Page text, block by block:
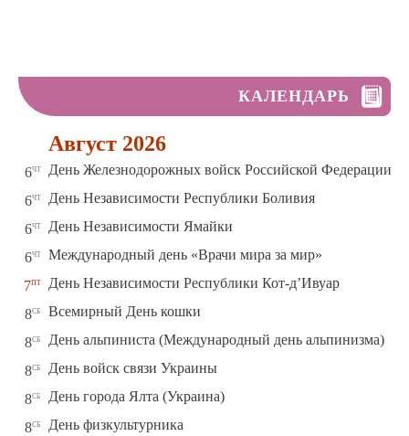
КАЛЕНДАРЬ
Август 2026
6чт День Железнодорожных войск Российской Федерации
6чт День Независимости Республики Боливия
6чт День Независимости Ямайки
6чт Международный день «Врачи мира за мир»
7пт День Независимости Республики Кот-д’Ивуар
8сб Всемирный День кошки
8сб День альпиниста (Международный день альпинизма)
8сб День войск связи Украины
8сб День города Ялта (Украина)
8сб День физкультурника